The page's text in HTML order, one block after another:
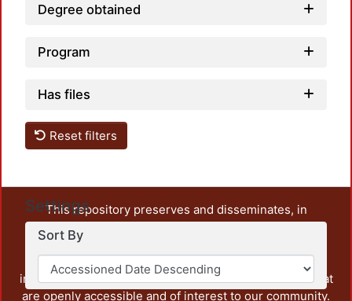
Degree obtained
Program
Has files
Reset filters
Settings
Sort By
This repository preserves and disseminates, in
unrestricted open access, the teaching and research
output of UAM Azcapotzalco. It also includes some
administrative and graphic documents from the
institution, as well as content from other institutions that
are openly accessible and of interest to our community.